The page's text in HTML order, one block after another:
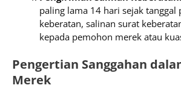
paling lama 14 hari sejak tanggal
keberatan, salinan surat
kepada pemohon merek atau
Pengertian Sanggahan
Merek